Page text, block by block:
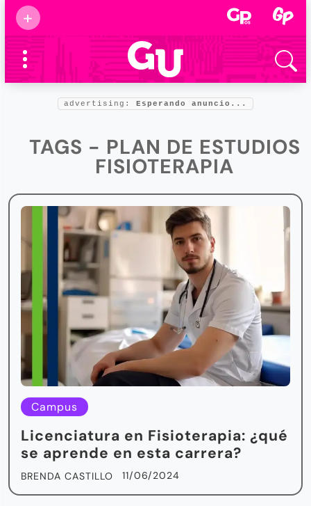
+
Supermamás
2025
Marcas de
confianza
Foro salud
advertising: Esperando anuncio...
TAGS - PLAN DE ESTUDIOS
FISIOTERAPIA
Campus
Licenciatura en Fisioterapia: ¿qué
se aprende en esta carrera?
BRENDA CASTILLO 11/06/2024